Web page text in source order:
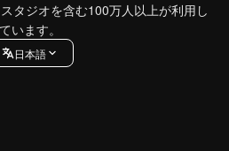
タジオを含む100万人以上が利用し
ています。
日本語